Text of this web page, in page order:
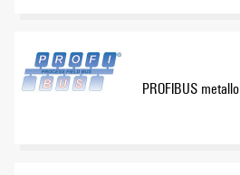
PROFIBUS metallo